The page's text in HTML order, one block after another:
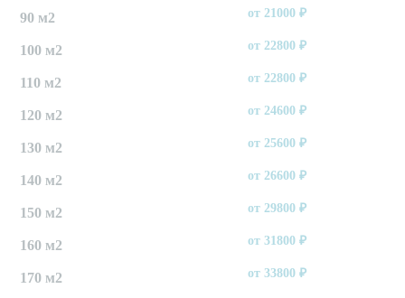
90 м2 от21000 ₽
100 м2 от22800 ₽
110 м2 от22800 ₽
120 м2 от24600 ₽
130 м2 от25600 ₽
140 м2 от26600 ₽
150 м2 от29800 ₽
160 м2 от31800 ₽
170 м2 от33800 ₽